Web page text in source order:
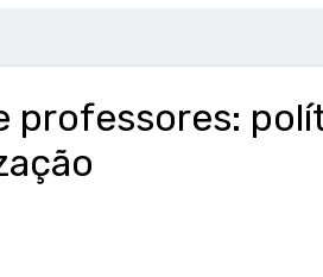
professores: